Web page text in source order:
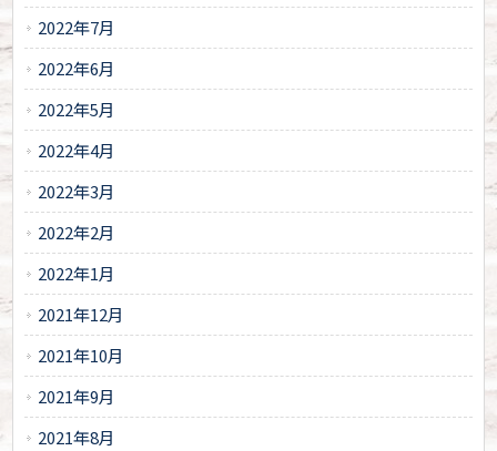
2022年7月
2022年6月
2022年5月
2022年4月
2022年3月
2022年2月
2022年1月
2021年12月
2021年10月
2021年9月
2021年8月